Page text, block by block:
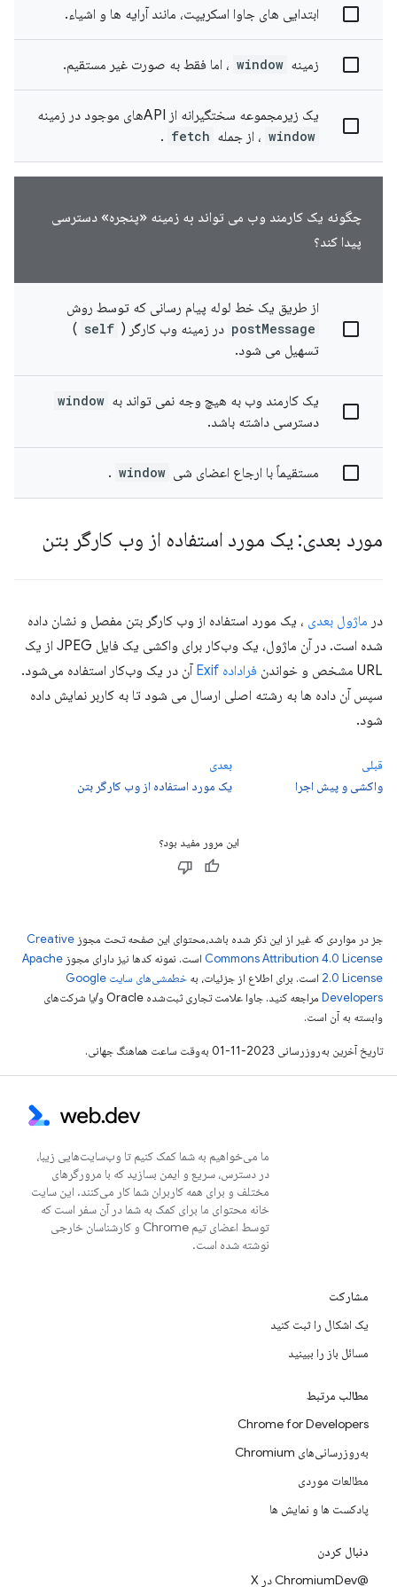
ابتدایی های جاوا اسکریپت، مانند آرایه ها و اشیاء.
زمینه window ، اما فقط به صورت غیر مستقیم.
یک زیرمجموعه سختگیرانه از APIهای موجود در زمینه
window ، از جمله fetch
.
چگونه یک کارمند وب می تواند به زمینه «پنجره» دسترسی
پیدا کند؟
از طریق یک خط لوله پیام رسانی که توسط روش
postMessage در زمینه وب کارگر ( self
)
تسهیل می شود.
یک کارمند وب به هیچ وجه نمی تواند به window
دسترسی داشته باشد.
مستقیماً با ارجاع اعضای شی window
.
مورد بعدی: یک مورد استفاده از وب کارگر بتن
در ماژول بعدی ، یک مورد استفاده از وب کارگر بتن مفصل و نشان داده
شده است. در آن ماژول، یک وب‌کار برای واکشی یک فایل JPEG از یک
URL مشخص و خواندن
فراداده Exif
آن در یک وب‌کار استفاده می‌شود.
سپس آن داده ها به رشته اصلی ارسال می شود تا به کاربر نمایش داده
شود.
قبلی
واکشی و پیش اجرا
بعدی
یک مورد استفاده از وب کارگر بتن
این مرور مفید بود؟
جز در مواردی که غیر از این ذکر شده باشد،‌محتوای این صفحه تحت مجوز Creative
Commons Attribution 4.0 License است. نمونه کدها نیز دارای مجوز Apache
2.0 License است. برای اطلاع از جزئیات، به
خطمشی‌های سایت Google
Developers‏
مراجعه کنید. جاوا علامت تجاری ثبت‌شده Oracle و/یا شرکت‌های
وابسته به آن است.
تاریخ آخرین به‌روزرسانی 2023-11-01 به‌وقت ساعت هماهنگ جهانی.
ما می‌خواهیم به شما کمک کنیم تا وب‌سایت‌هایی زیبا،
در دسترس، سریع و ایمن بسازید که با مرورگرهای
مختلف و برای همه کاربران شما کار می‌کنند. این سایت
خانه محتوای ما برای کمک به شما در آن سفر است که
توسط اعضای تیم Chrome و کارشناسان خارجی
نوشته شده است.
مشارکت
یک اشکال را ثبت کنید
مسائل باز را ببینید
مطالب مرتبط
Chrome for Developers
به‌روزرسانی‌های Chromium
مطالعات موردی
پادکست ها و نمایش ها
دنبال کردن
@ChromiumDev در X